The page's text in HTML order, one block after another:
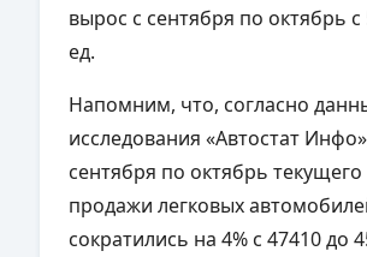
вырос с сентября по октябрь с
ед.
Напомним, что, согласно
исследования «Автостат
сентября по октябрь текущего
продажи легковых
сократились на 4% с 47410 до